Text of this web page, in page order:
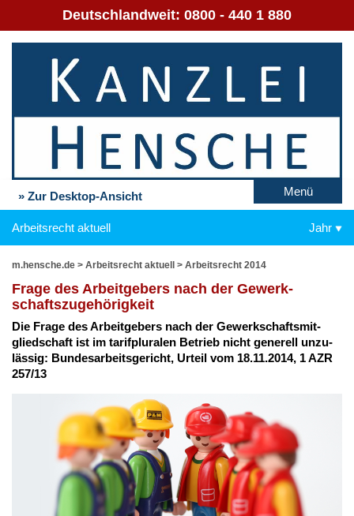
Deutschlandweit: 0800 - 440 1 880
» Zur Desktop-Ansicht Menü
Arbeitsrecht aktuell Jahr
m.hensche.de > Arbeitsrecht aktuell > Arbeitsrecht 2014
Fra­ge des Ar­beit­ge­bers nach der Ge­werk­
schafts­zu­ge­hö­rig­keit
Die Fra­ge des Ar­beit­ge­bers nach der Ge­werk­schafts­mit­
glied­schaft ist im ta­rifp­lu­ra­len Be­trieb nicht ge­ne­rell un­zu­
läs­sig: Bun­des­ar­beits­ge­richt, Ur­teil vom 18.11.2014, 1 AZR
257/13